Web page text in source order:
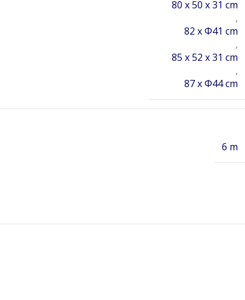
80 x 50 x 31 cm
,
82 x Φ41 cm
,
85 x 52 x 31 cm
,
87 x Φ44 cm
6 m